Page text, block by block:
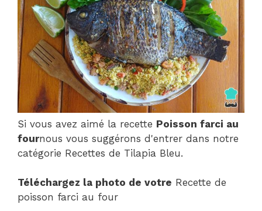
Si vous avez aimé la recette Poisson farci au
fournous vous suggérons d'entrer dans notre
catégorie Recettes de Tilapia Bleu.
Téléchargez la photo de votre Recette de
poisson farci au four